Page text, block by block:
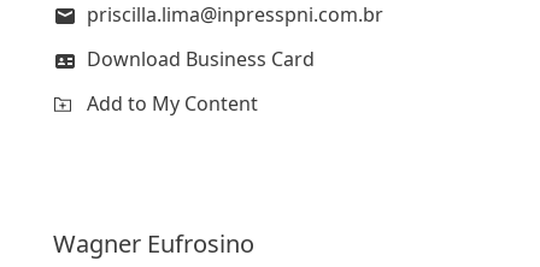
priscilla.lima@inpresspni.com.br
Download Business Card
Add to My Content
Wagner Eufrosino